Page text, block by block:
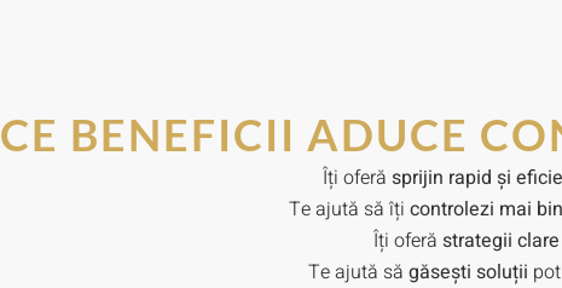
CE BENEFICII ADUCE
Îți oferă sprijin rapid și
Te ajută să îți controlezi mai
Îți oferă strategii
Te ajută să găsești soluții